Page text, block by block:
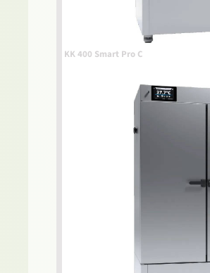
KK 400 Smart Pro C